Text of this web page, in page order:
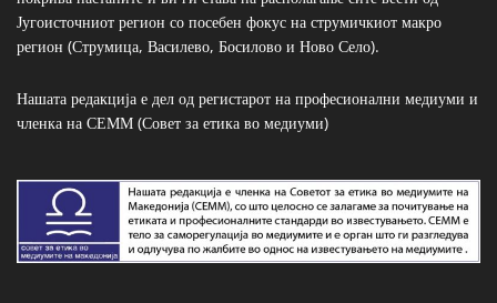
Југоисточниот регион со посебен фокус на струмичкиот макро
регион (Струмица, Василево, Босилово и Ново Село).
Нашата редакција е дел од регистарот на професионални медиуми и
членка на СЕММ (Совет за етика во медиуми)